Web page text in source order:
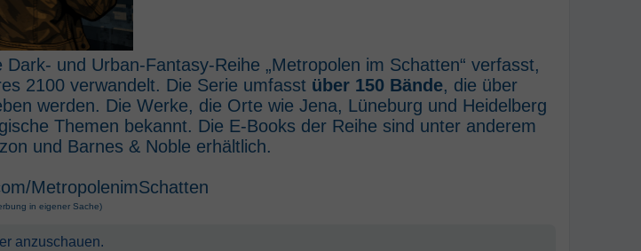
und Urban-Fantasy-Reihe „Metropolen im Schatten“ verfasst,
2100 verwandelt. Die Serie umfasst über 150 Bände, die über
werden. Die Werke, die Orte wie Jena, Lüneburg und Heidelberg
Themen bekannt. Die E-Books der Reihe sind unter anderem
und Barnes & Noble erhältlich.
MetropolenimSchatten
in eigener Sache)
anzuschauen.